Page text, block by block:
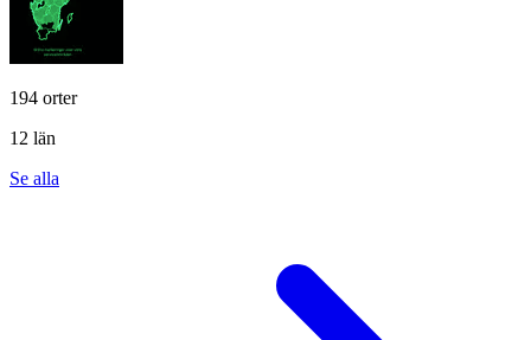
194 orter
12 län
Se alla